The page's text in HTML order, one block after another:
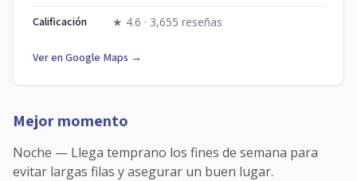
Calificación ★ 4.6 · 3,655 reseñas
Ver en Google Maps →
Mejor momento
Noche — Llega temprano los fines de semana para
evitar largas filas y asegurar un buen lugar.